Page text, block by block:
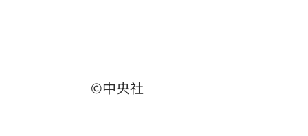
©中央社